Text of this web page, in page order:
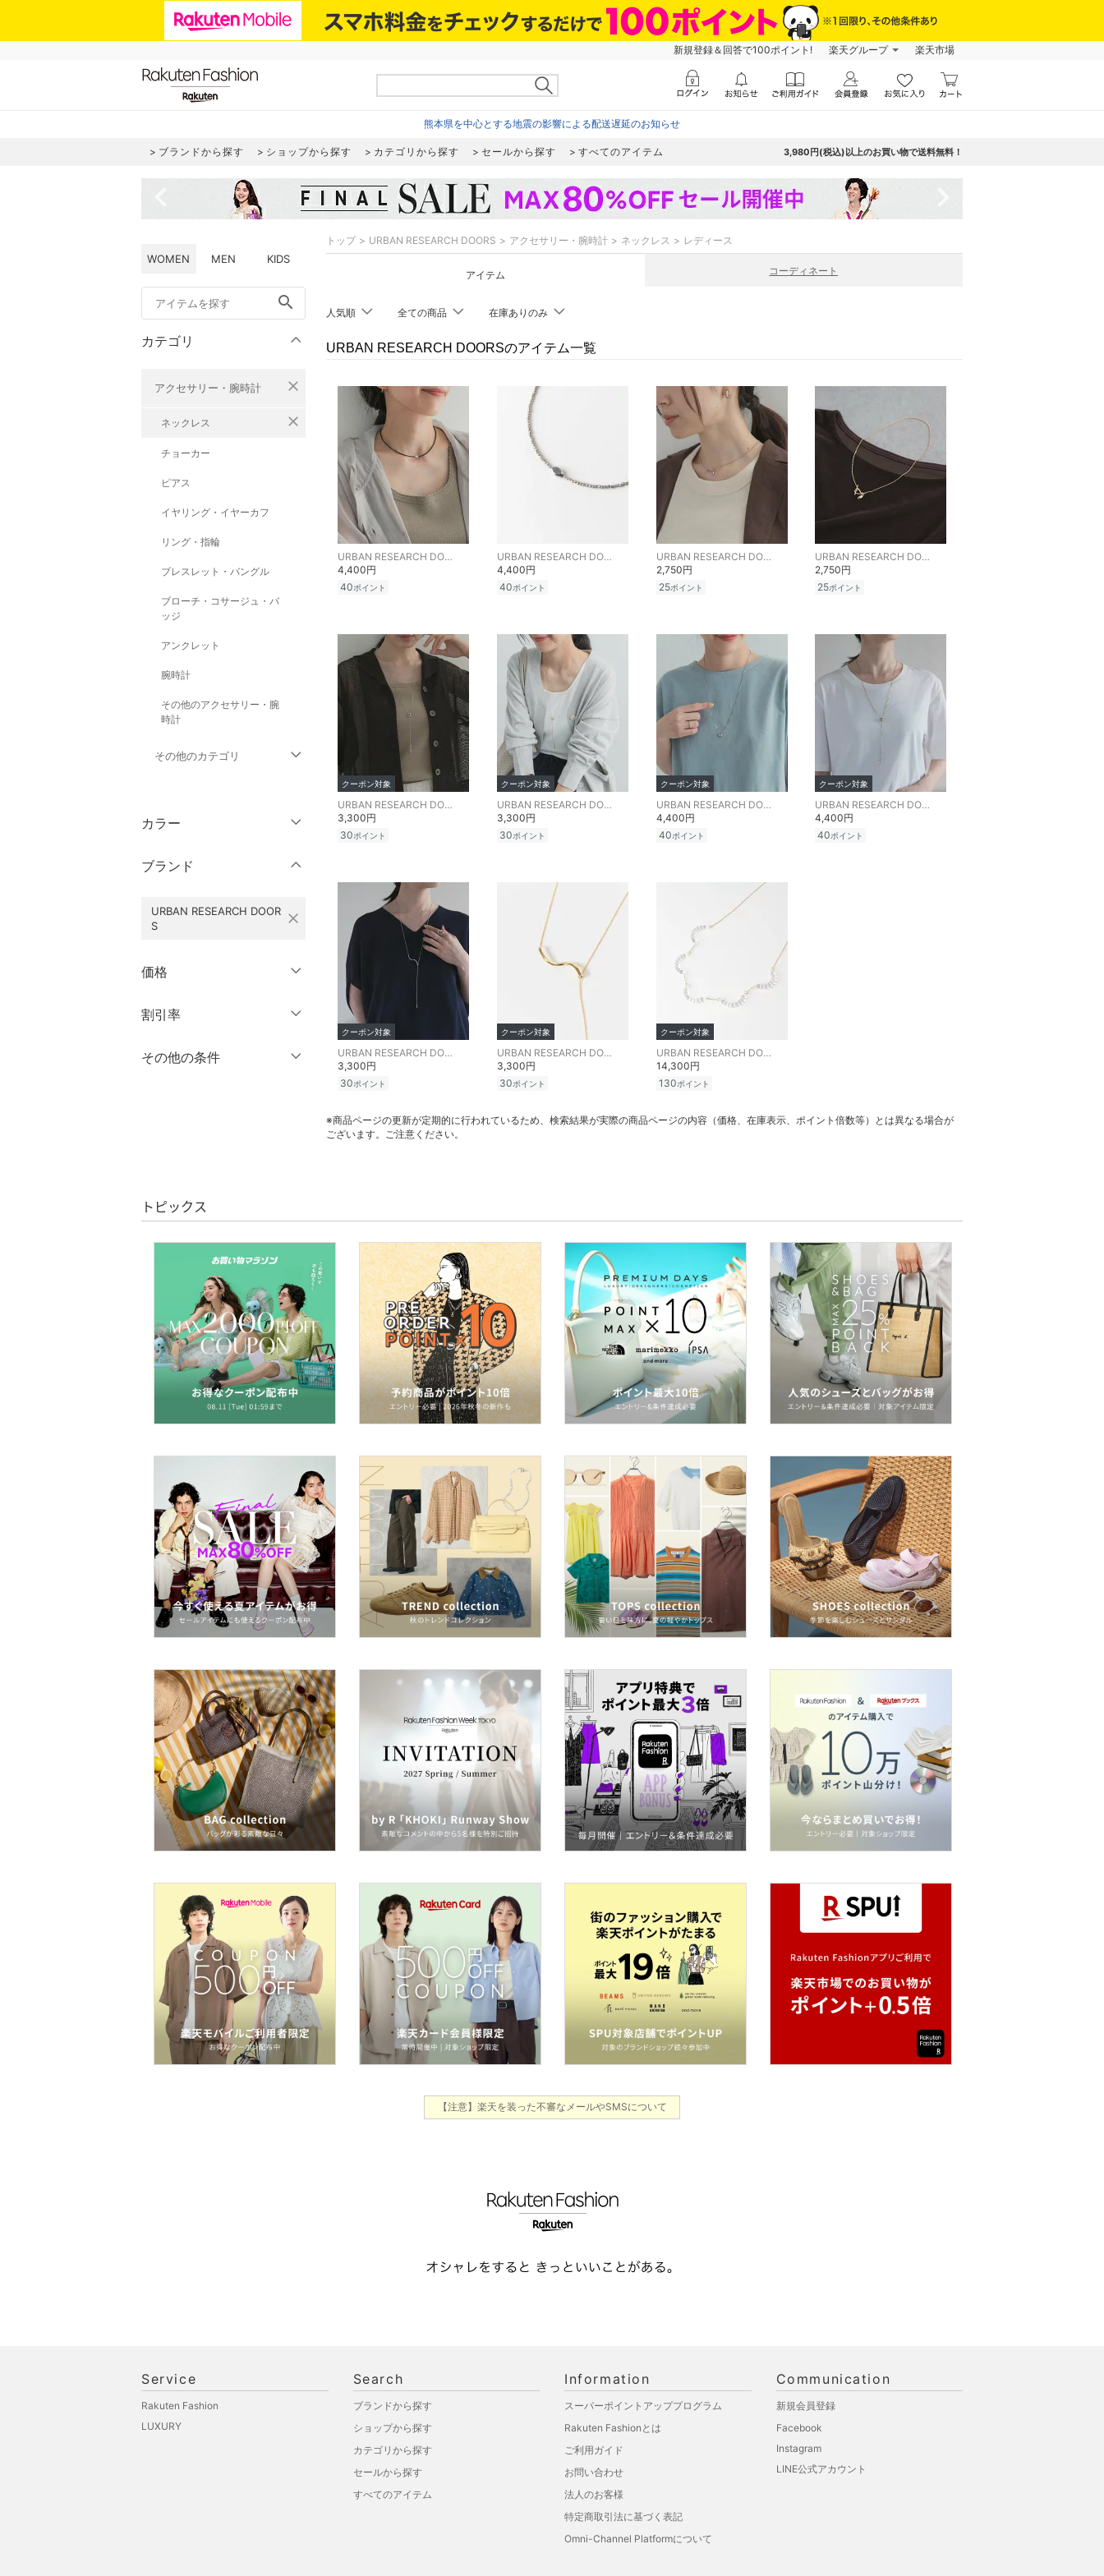
新規登録＆回答で100ポイント! 楽天グループ 楽天市場
熊本県を中心とする地震の影響による配送遅延のお知らせ
ブランドから探す ショップから探す カテゴリから探す セールから探す すべてのアイテム 3,980円(税込)以上のお買い物で送料無料！
WOMEN MEN KIDS
search
カテゴリ
アクセサリー・腕時計 close
ネックレス close
チョーカー
ピアス
イヤリング・イヤーカフ
リング・指輪
ブレスレット・バングル
ブローチ・コサージュ・バ
ッジ
アンクレット
腕時計
その他のアクセサリー・腕
時計
その他のカテゴリ
パンツ
ワンピース・ドレス
ファッション雑貨
ヘアアクセサリー
マタニティウェア・ベビ
ー用品
スーツ・フォーマル
着物・浴衣・和装小物
スキンケア
ベースメイク
メイクアップ
ネイル
ボディケア・オーラルケ
ア
ヘアケア
フレグランス
メイク道具・美容器具
コフレ・キット・セット
食器・調理器具・キッチ
ン用品
インテリア・生活雑貨
スマホグッズ・オーディ
オ機器
スポーツ・アウトドア用
カラー
ブランド
URBAN RESEARCH DOOR
S
close
価格
絞り込み
割引率
％OFF～ ％OFF
その他の条件
トップ URBAN RESEARCH DOORS アクセサリー・腕時計 ネックレス レディース
アイテム コーディネート
人気順 全ての商品 在庫ありのみ
URBAN RESEARCH DOORSのアイテム一覧
URBAN RESEARCH DOORS
4,400円
40ポイント
URBAN RESEARCH DOORS
4,400円
40ポイント
URBAN RESEARCH DOORS
2,750円
25ポイント
URBAN RESEARCH DOORS
2,750円
25ポイント
クーポン対象
URBAN RESEARCH DOORS
3,300円
30ポイント
クーポン対象
URBAN RESEARCH DOORS
3,300円
30ポイント
クーポン対象
URBAN RESEARCH DOORS
4,400円
40ポイント
クーポン対象
URBAN RESEARCH DOORS
4,400円
40ポイント
クーポン対象
URBAN RESEARCH DOORS
3,300円
30ポイント
クーポン対象
URBAN RESEARCH DOORS
3,300円
30ポイント
クーポン対象
URBAN RESEARCH DOORS
14,300円
130ポイント
※商品ページの更新が定期的に行われているため、検索結果が実際の商品ページの内容（価格、在庫表示、ポイント倍数等）とは異なる場合が
ございます。ご注意ください。
トピックス
【注意】楽天を装った不審なメールやSMSについて
Service
Rakuten Fashion
LUXURY
Search
ブランドから探す
ショップから探す
カテゴリから探す
セールから探す
すべてのアイテム
Information
スーパーポイントアッププログラム
Rakuten Fashionとは
ご利用ガイド
お問い合わせ
法人のお客様
特定商取引法に基づく表記
Omni-Channel Platformについて
Communication
新規会員登録
Facebook
Instagram
LINE公式アカウント